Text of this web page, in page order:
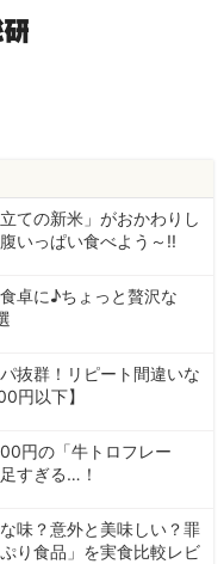
ての新米」がおかわりし
いっぱい食べよう～!!
卓に♪ちょっと贅沢な
抜群！リピート間違いな
円以下】
円の「牛トロフレー
すぎる…！
味？意外と美味しい？罪
り食品」を実食比較レビ